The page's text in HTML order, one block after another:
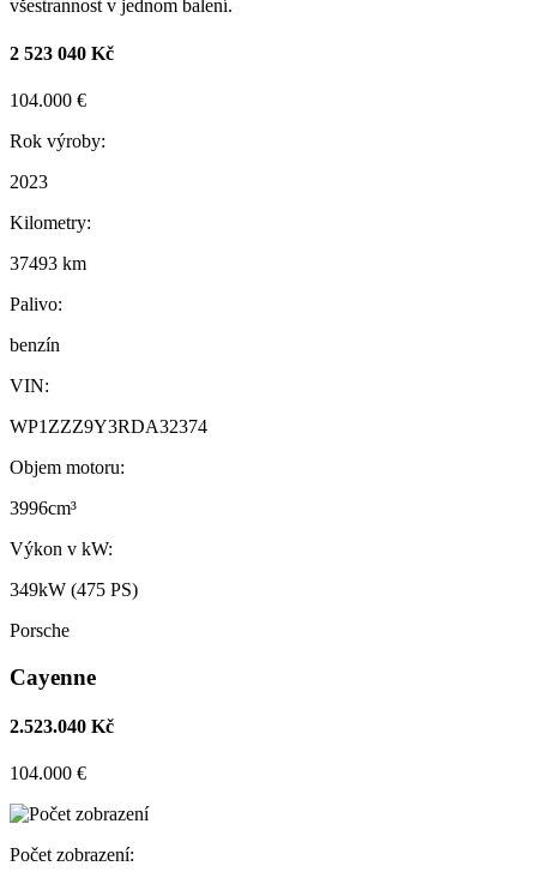
všestrannost v jednom balení.
2 523 040 Kč
104.000 €
Rok výroby:
2023
Kilometry:
37493 km
Palivo:
benzín
VIN:
WP1ZZZ9Y3RDA32374
Objem motoru:
3996cm³
Výkon v kW:
349kW (475 PS)
Porsche
Cayenne
2.523.040 Kč
104.000 €
Počet zobrazení: